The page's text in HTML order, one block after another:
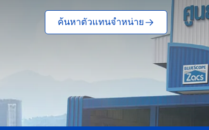
ค้นหาตัวแทนจำหน่าย